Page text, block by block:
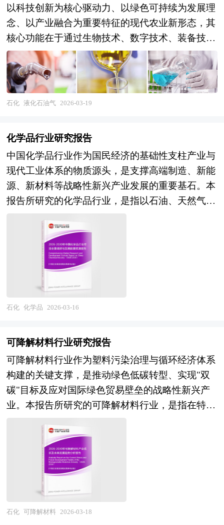
以科技创新为核心驱动力、以绿色可持续为发展理
念、以产业融合为重要特征的现代农业新形态，其
核心功能在于通过生物技术、数字技术、装备技术
的集成应用，实现农业生产的精准化、智能化、集
约化与生态化，全面提升土地产出率、劳动生产率
与资源利用率，保障国家粮食安全与重要农产品有
效供给。从产业范畴来看，新型农业涵盖生物育
穿产前（种业创新、智能装备、农业大数据）、产
中（精准种植养殖、绿色防控、智能管控）与产后
（冷链物流、农产品加工、品牌营销）的全产业链
条。按照技术路径可分为以基因编辑、合成生物学
为代表的生物农业，以物联网、人工智能、区块链
为支撑的数字农业，以植物工厂、垂直农场为标志
的设施农业，以及以种养结合、废弃物资源化利用
为特征的循环农业等。随着乡村振兴战略的深入实
施与农业强国建设的全面推进，新型农业正从局部
试点示范向系统集成推广转变，其产业边界不断向
食品制造、生物医药、新能源、碳汇交易等跨界领
域延伸。 未来30年的经济社会发展将历经两个阶
化；第二个阶段，到本世纪中叶把我国建成富强民
主文明和谐美丽的社会主义现代化强国。科学编
制“十五五”规划，对持续推进经济社会高质量发
展、有效应对国内外复杂多变形势、满足人民群众
日益增长的美好生活需要意义重大，是党和国家治
国家对经济社会发展的顶层设计，也是一种纲领性
文件。目前中国也是世界上编制五年规划（计划）
最多的国家。中研普华产业研究院在对未来“十五
五”时期社会经济发展形势和政策带动的发展目标
作进一步研究研判，并从2025年上半年开始全面跟
进相关规划的制定和研究工作，为液化石油气行业
石化 液化石油气 2026-03-19
化学品行业研究报告
中国化学品行业作为国民经济的基础性支柱产业与
现代工业体系的物质源头，是支撑高端制造、新能
源、新材料等战略性新兴产业发展的重要基石。本
报告所研究的化学品行业，是指以石油、天然气、
学工艺生产各类化学产品的综合性产业，涵盖基础
化学品、精细化学品、专用化学品、化工新材料及
农用化学品等细分领域，贯穿研发设计、工艺开
发、生产制造、流通分销及终端应用的全产业链。
该行业横跨化学工程、催化科学、分离技术、过程
安全及环境工程等多个高技术领域，具有资本技术
周期性波动显著等典型特征。随着"双碳"目标深入
升，化学品行业已从传统的规模扩张模式向高端
化、绿色化、智能化方向深度变革，其产业价值正
从基础原料供给向解决方案提供与产业链价值链高
端跃迁。 当前中国化学品产业正处于从"大
国"向"强国"跨越、从"粗放发展"向"精细运营"转型
的关键攻坚期。经过多年发展，我国已建成全球规
模最大的化工生产体系，在甲醇、合成氨、烧碱等
大宗基础化学品领域占据主导地位，部分高端聚烯
烃、工程塑料、电子化学品及新能源材料实现技术
突破与进口替代，化工园区集约化、规范化管理水
平显著提升。展望"十五五"时期，中国化学品行业
石化 化学品 2026-03-16
可降解材料行业研究报告
可降解材料行业作为塑料污染治理与循环经济体系
构建的关键支撑，是推动绿色低碳转型、实现"双
碳"目标及应对国际绿色贸易壁垒的战略性新兴产
业。本报告所研究的可降解材料行业，是指在特定
微生物作用或化学水解能够分解为二氧化碳、水及
生物质等无害物质的新型材料产业，涵盖生物基可
降解材料（聚乳酸PLA、聚羟基脂肪酸酯PHA、淀
粉基材料等）与石油基可降解材料（聚对苯二甲
酸-己二酸丁二醇酯PBAT、聚己内酯PCL等）两大
技术路线，并延伸至原料供应、改性加工、制品制
石化 可降解材料 2026-03-18